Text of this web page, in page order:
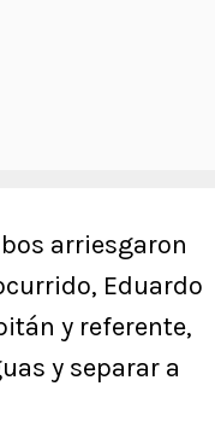
arriesgaron
Eduardo
y referente,
y separar a